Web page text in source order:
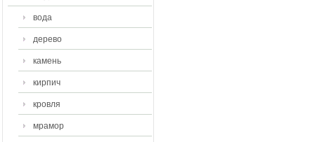
вода
дерево
камень
кирпич
кровля
мрамор